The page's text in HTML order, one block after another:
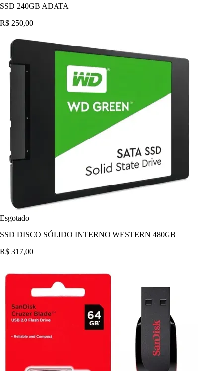
SSD 240GB ADATA
R$ 250,00
Esgotado
SSD DISCO SÓLIDO INTERNO WESTERN 480GB
R$ 317,00